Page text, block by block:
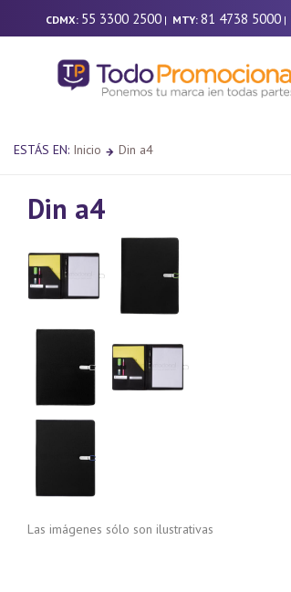
CDMX: 55 3300 2500 | MTY: 81 4738 5000 |
ESTÁS EN: Inicio Din a4
Din a4
Las imágenes sólo son ilustrativas